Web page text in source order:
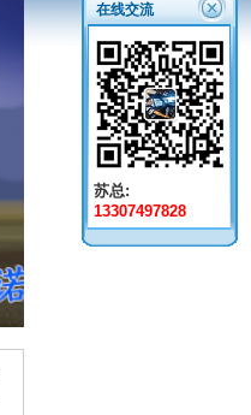
在线交流
苏总:
13307497828